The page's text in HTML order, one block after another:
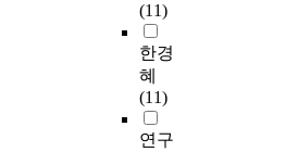
(11)
한경
혜
(11)
연구